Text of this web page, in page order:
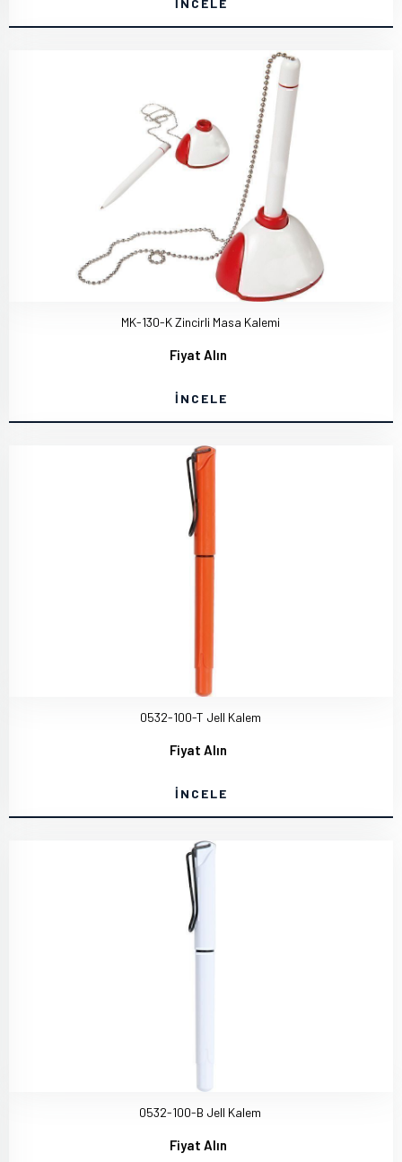
İNCELE
MK-130-K Zincirli Masa Kalemi
Fiyat Alın
İNCELE
0532-100-T Jell Kalem
Fiyat Alın
İNCELE
0532-100-B Jell Kalem
Fiyat Alın